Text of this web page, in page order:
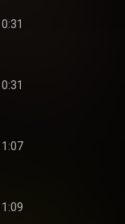
0:31
0:31
1:07
1:09